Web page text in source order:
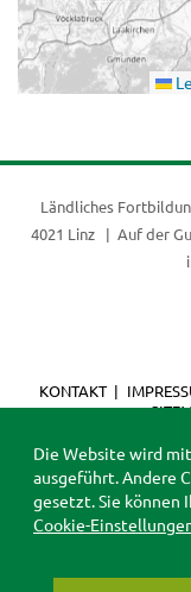
Ländliches
4021 Linz
Auf der
KONTAKT
Die Website wird
ausgeführt. Andere
gesetzt. Sie können
Cookie-